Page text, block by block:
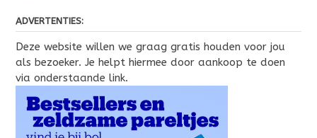
ADVERTENTIES:
Deze website willen we graag gratis houden voor jou
als bezoeker. Je helpt hiermee door aankoop te doen
via onderstaande link.